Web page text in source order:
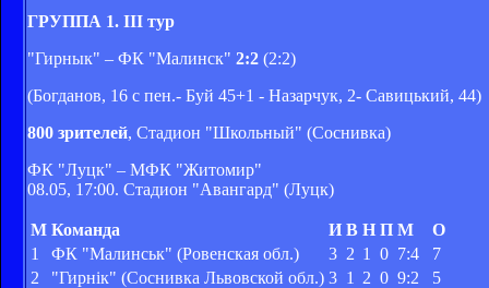
ГРУППА 1. III тур
"Гирнык" – ФК "Малинск" 2:2 (2:2)
(Богданов, 16 с пен.- Буй 45+1 - Назарчук, 2- Савицький, 44)
800 зрителей, Стадион "Школьный" (Соснивка)
ФК "Луцк" – МФК "Житомир"
08.05, 17:00. Стадион "Авангард" (Луцк)
М Команда И В Н П М
О
1
ФК "Малинськ" (Ровенская обл.) 3 2 1 0 7:4
7
2
"Гирнік" (Соснивка Львовской обл.) 3 1 2 0 9:2
5